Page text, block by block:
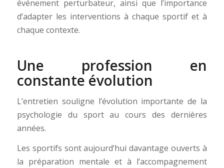
événement perturbateur, ainsi que l’importance
d’adapter les interventions à chaque sportif et à
chaque contexte.
Une profession en
constante évolution
L’entretien souligne l’évolution importante de la
psychologie du sport au cours des dernières
années.
Les sportifs sont aujourd’hui davantage ouverts à
la préparation mentale et à l’accompagnement